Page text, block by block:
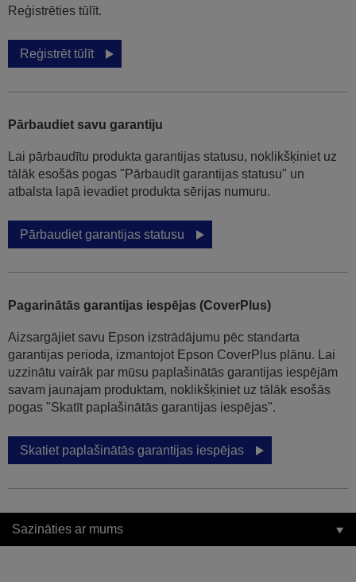
Reģistrēties tūlīt.
Reģistrēt tūlīt
Pārbaudiet savu garantiju
Lai pārbaudītu produkta garantijas statusu, noklikšķiniet uz
tālāk esošās pogas "Pārbaudīt garantijas statusu" un
atbalsta lapā ievadiet produkta sērijas numuru.
Pārbaudiet garantijas statusu
Pagarinātās garantijas iespējas (CoverPlus)
Aizsargājiet savu Epson izstrādājumu pēc standarta
garantijas perioda, izmantojot Epson CoverPlus plānu. Lai
uzzinātu vairāk par mūsu paplašinātās garantijas iespējām
savam jaunajam produktam, noklikšķiniet uz tālāk esošās
pogas "Skatīt paplašinātās garantijas iespējas".
Skatiet paplašinātās garantijas iespējas
Sazināties ar mums